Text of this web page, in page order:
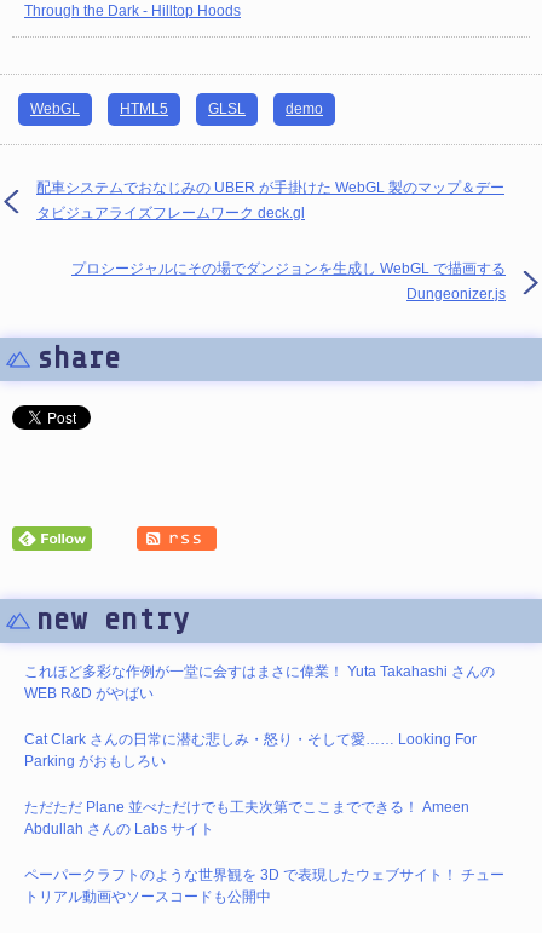
Through the Dark - Hilltop Hoods
WebGL HTML5 GLSL demo
配車システムでおなじみの UBER が手掛けた WebGL 製のマップ＆デー
タビジュアライズフレームワーク deck.gl
プロシージャルにその場でダンジョンを生成し WebGL で描画する
Dungeonizer.js
share
new entry
これほど多彩な作例が一堂に会すはまさに偉業！ Yuta Takahashi さんの
WEB R&D がやばい
Cat Clark さんの日常に潜む悲しみ・怒り・そして愛…… Looking For
Parking がおもしろい
ただただ Plane 並べただけでも工夫次第でここまでできる！ Ameen
Abdullah さんの Labs サイト
ペーパークラフトのような世界観を 3D で表現したウェブサイト！ チュー
トリアル動画やソースコードも公開中